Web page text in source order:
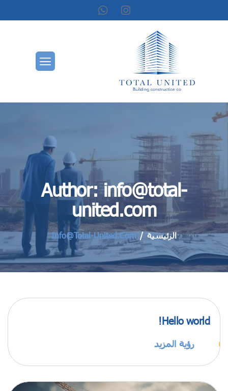
Author: info@total-
united.com
الرئيسية Info@total-United.com
Hello world!
رؤية المزيد